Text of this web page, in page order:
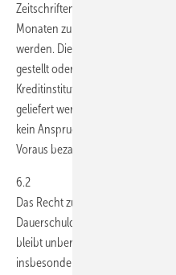
Zeitschriftenabonnements
Monaten zum Ende des
werden. Die Abonnementpreise
gestellt oder bei Teilnahme am
Kreditinstituten abgebucht. Sollte
geliefert werden können, die
kein Anspruch auf Nachlieferung,
Voraus bezahlten Bezugsgeldern.
6.2
Das Recht zur außerordentlichen
Dauerschuldverhältnissen
bleibt unberührt. GEM ist zur
insbesondere dann berechtigt,